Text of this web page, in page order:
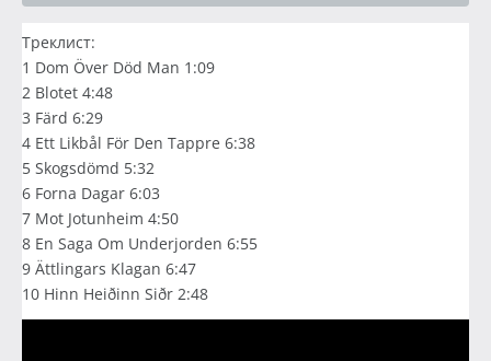
Треклист:
1 Dom Över Död Man 1:09
2 Blotet 4:48
3 Färd 6:29
4 Ett Likbål För Den Tappre 6:38
5 Skogsdömd 5:32
6 Forna Dagar 6:03
7 Mot Jotunheim 4:50
8 En Saga Om Underjorden 6:55
9 Ättlingars Klagan 6:47
10 Hinn Heiðinn Siðr 2:48